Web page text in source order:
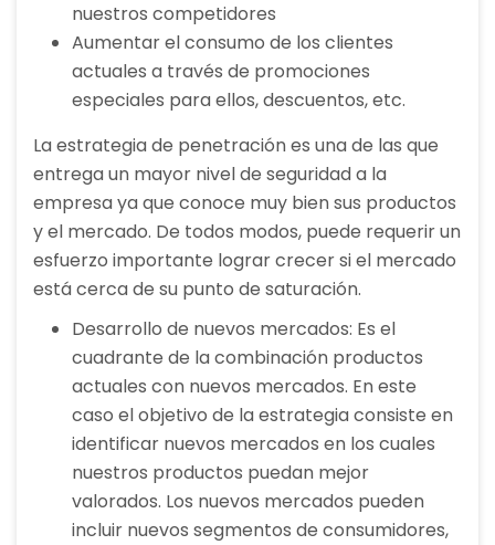
nuestros competidores
Aumentar el consumo de los clientes
actuales a través de promociones
especiales para ellos, descuentos, etc.
La estrategia de penetración es una de las que
entrega un mayor nivel de seguridad a la
empresa ya que conoce muy bien sus productos
y el mercado. De todos modos, puede requerir un
esfuerzo importante lograr crecer si el mercado
está cerca de su punto de saturación.
Desarrollo de nuevos mercados: Es el
cuadrante de la combinación productos
actuales con nuevos mercados. En este
caso el objetivo de la estrategia consiste en
identificar nuevos mercados en los cuales
nuestros productos puedan mejor
valorados. Los nuevos mercados pueden
incluir nuevos segmentos de consumidores,